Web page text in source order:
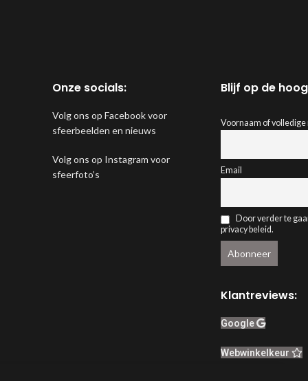
Onze socials:
Volg ons op Facebook voor
sfeerbeelden en nieuws
Volg ons op Instagram voor
sfeerfoto’s
Blijf op de
Voornaam of volledige
Email
Door verder te
privacy beleid.
Klantreviews:
Google
Webwinkelkeur